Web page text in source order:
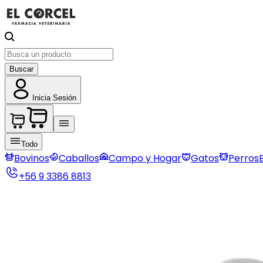
Buscar
Inicia Sesión
Todo
Bovinos Caballos Campo y Hogar Gatos Perros
+56 9 3386 8813